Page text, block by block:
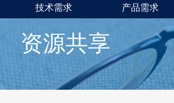
技术需求 产品需求
资源共享